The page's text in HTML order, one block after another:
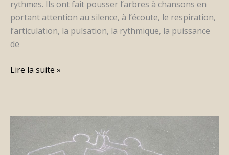
rythmes. Ils ont fait pousser l’arbres à chansons en
portant attention au silence, à l’écoute, le respiration,
l’articulation, la pulsation, la rythmique, la puissance
de
Lire la suite »
Quand
s’invite